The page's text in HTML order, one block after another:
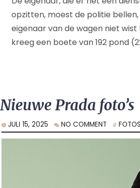
opzitten, moest de politie
eigenaar van de wagen niet
kreeg een boete van 192 pond
Nieuwe Prada foto’s
JULI 15, 2025 NO COMMENT